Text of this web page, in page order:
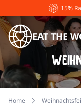
15%
EAT THE
Home